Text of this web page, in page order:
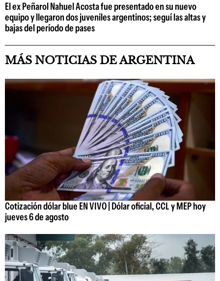
El ex Peñarol Nahuel Acosta fue presentado en su nuevo
equipo y llegaron dos juveniles argentinos; seguí las altas y
bajas del período de pases
MÁS NOTICIAS DE ARGENTINA
Cotización dólar blue EN VIVO | Dólar oficial, CCL y MEP hoy
jueves 6 de agosto